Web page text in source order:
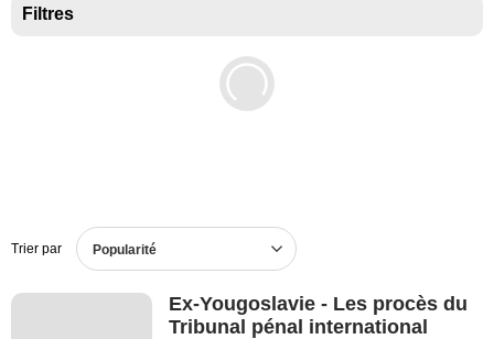
Filtres
Trier par Popularité
Ex-Yougoslavie - Les procès du
Tribunal pénal international